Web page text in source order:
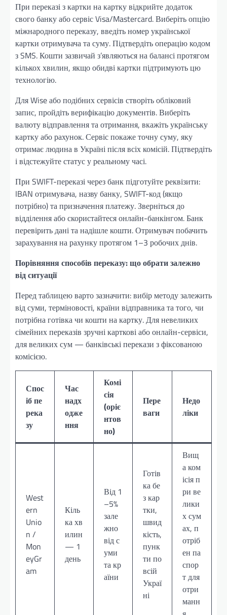
При переказі з картки на картку відкрийте додаток
свого банку або сервіс Visa/Mastercard. Виберіть опцію
міжнародного переказу, введіть номер української
картки отримувача та суму. Підтвердіть операцію кодом
з SMS. Кошти зазвичай з’являються на балансі протягом
кількох хвилин, якщо обидві картки підтримують цю
технологію.
Для Wise або подібних сервісів створіть обліковий
запис, пройдіть верифікацію документів. Виберіть
валюту відправлення та отримання, вкажіть українську
картку або рахунок. Сервіс покаже точну суму, яку
отримає людина в Україні після всіх комісій. Підтвердіть
і відстежуйте статус у реальному часі.
При SWIFT-переказі через банк підготуйте реквізити:
IBAN отримувача, назву банку, SWIFT-код (якщо
потрібно) та призначення платежу. Зверніться до
відділення або скористайтеся онлайн-банкінгом. Банк
перевірить дані та надішле кошти. Отримувач побачить
зарахування на рахунку протягом 1–3 робочих днів.
Порівняння способів переказу: що обрати залежно
від ситуації
Перед таблицею варто зазначити: вибір методу залежить
від суми, терміновості, країни відправника та того, чи
потрібна готівка чи кошти на картку. Для невеликих
сімейних переказів зручні карткові або онлайн-сервіси,
для великих сум — банківські перекази з фіксованою
комісією.
Спос
іб пе
река
зу
Час
надх
одже
ння
Комі
сія
(оріє
нтов
но)
Пере
ваги
Недо
ліки
West
ern
Unio
n /
Mon
eyGr
am
Кіль
ка хв
илин
— 1
день
Від 1
–5%
зале
жно
від с
уми
та кр
аїни
Готів
ка бе
з кар
тки,
швид
кість,
пунк
ти по
всій
Украї
ні
Вищ
а ком
ісія п
ри ве
лики
х сум
ах, п
отріб
ен па
спор
т для
отри
манн